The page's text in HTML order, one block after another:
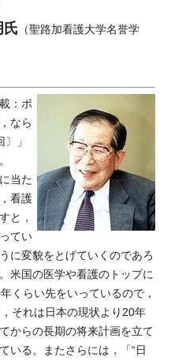
氏 （聖路加看護大学名誉学
：ボ
なら
」
当た
看護
と，
てい
に変貌をとげていくのであろ
米国の医学や看護のトップに
くらい先をいっているので，
それは日本の現状より20年
からの長期の将来計画を立て
いる。またさらには，「“日